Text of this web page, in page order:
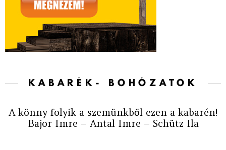
KABARÉK- BOHÓZATOK
A könny folyik a szemünkből ezen a kabarén!
Bajor Imre – Antal Imre – Schütz Ila